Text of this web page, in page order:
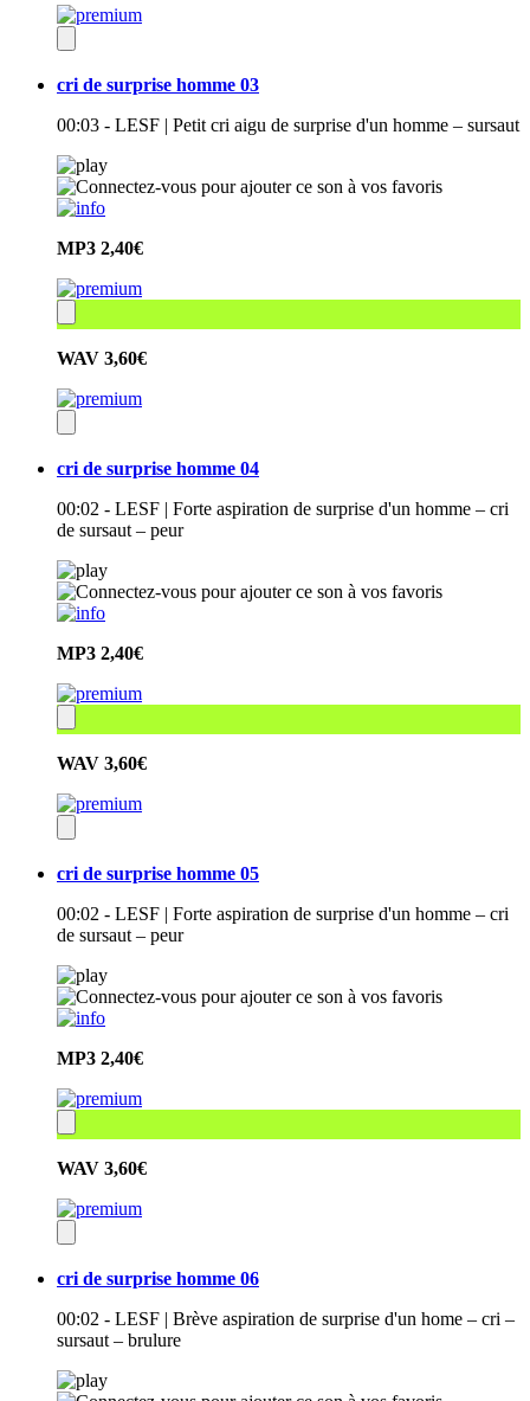
cri de surprise homme 03
00:03 - LESF | Petit cri aigu de surprise d'un homme – sursaut
MP3 2,40€
WAV 3,60€
cri de surprise homme 04
00:02 - LESF | Forte aspiration de surprise d'un homme – cri
de sursaut – peur
MP3 2,40€
WAV 3,60€
cri de surprise homme 05
00:02 - LESF | Forte aspiration de surprise d'un homme – cri
de sursaut – peur
MP3 2,40€
WAV 3,60€
cri de surprise homme 06
00:02 - LESF | Brève aspiration de surprise d'un home – cri –
sursaut – brulure